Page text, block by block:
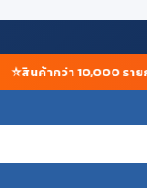
สินค้ากว่า 10,000 รายกา